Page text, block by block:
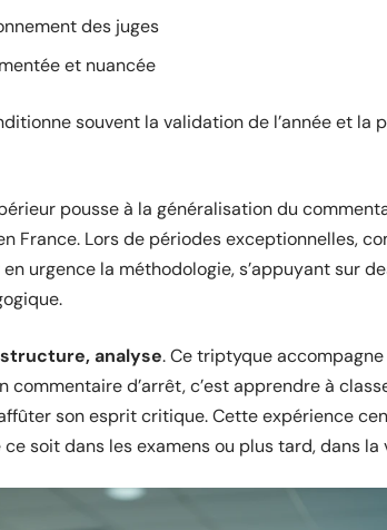
des juges
et nuancée
souvent la validation de l’année et la
pousse à la généralisation du
France. Lors de périodes exceptionnelles,
urgence la méthodologie, s’appuyant sur
analyse. Ce triptyque
commentaire d’arrêt, c’est apprendre à
son esprit critique. Cette expérience
soit dans les examens ou plus tard, dans la